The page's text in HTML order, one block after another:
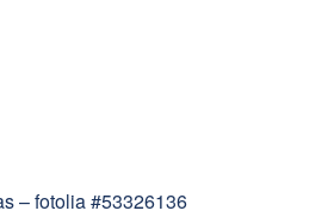
– fotolia #53326136